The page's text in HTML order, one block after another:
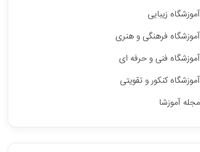
آموزشگاه زیبایی
آموزشگاه فرهنگی و هنری
آموزشگاه فنی و حرفه ای
آموزشگاه کنکور و تقویتی
مجله آموزشا